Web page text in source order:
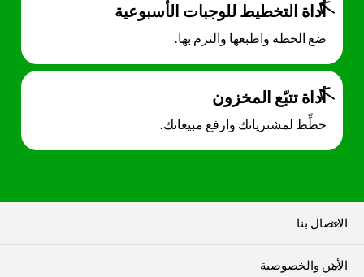
أداة التخطيط للوجبات الأسبوعية
ضع الخطة واطبعها والتزم بها.
أداة تتبّع المخزون
خطِّط لمشترياتك وارفع مبيعاتك.
الاتصال بنا
الأمن والخصوصية